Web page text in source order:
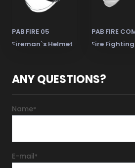
PAB FIRE 05
Fireman`s Helmet
PAB FIRE
Fire Fighting
443:2008 EN
14458:2004 EN
ANY QUESTIONS?
Name*
E-mail*